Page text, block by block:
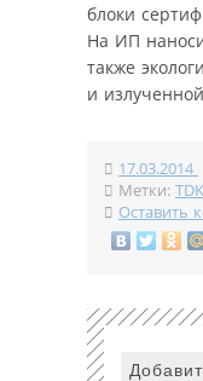
блоки
На ИП
также
и
17.03.2014
Метки: TDK
Оставить